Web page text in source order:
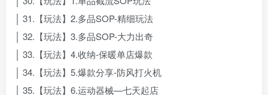
│ 31.【玩法】2.多品SOP-精细玩法
│ 32.【玩法】3.多品SOP-大力出奇
│ 33.【玩法】4.收纳-保暖单店爆款
│ 34.【玩法】5.爆款分享-防风打火机
│ 35.【玩法】6.运动器械—七天起店